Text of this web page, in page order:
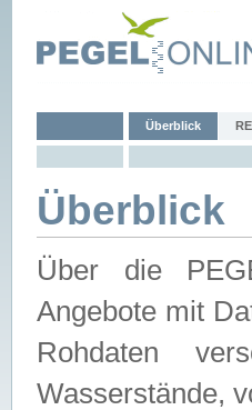
Überblick
Überblick
Über die
Angebote mit
Rohdaten
Wasserstände,